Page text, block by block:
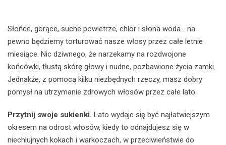
Słońce, gorące, suche powietrze, chlor i słona woda... na
pewno będziemy torturować nasze włosy przez całe letnie
miesiące. Nic dziwnego, że narzekamy na rozdwojone
końcówki, tłustą skórę głowy i nudne, pozbawione życia zamki.
Jednakże, z pomocą kilku niezbędnych rzeczy, masz dobry
pomysł na utrzymanie zdrowych włosów przez całe lato.
Przytnij swoje sukienki. Lato wydaje się być najłatwiejszym
okresem na odrost włosów, kiedy to odnajdujesz się w
niechlujnych kokach i warkoczach, w przeciwieństwie do